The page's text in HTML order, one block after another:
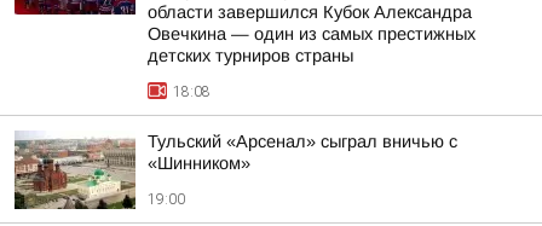
области завершился Кубок Александра
Овечкина — один из самых престижных
детских турниров страны
18:08
Тульский «Арсенал» сыграл вничью с
«Шинником»
19:00